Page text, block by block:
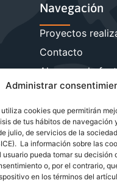
Administrar
cookies que permitirán
de tus hábitos de navegación
julio, de servicios de la
La información sobre las
pueda tomar su decisión
o, por el contrario,
en los términos del
Navegación
Proyectos
Contacto
Ahorra en la
Reduce la
Más servicios
Blog de energía